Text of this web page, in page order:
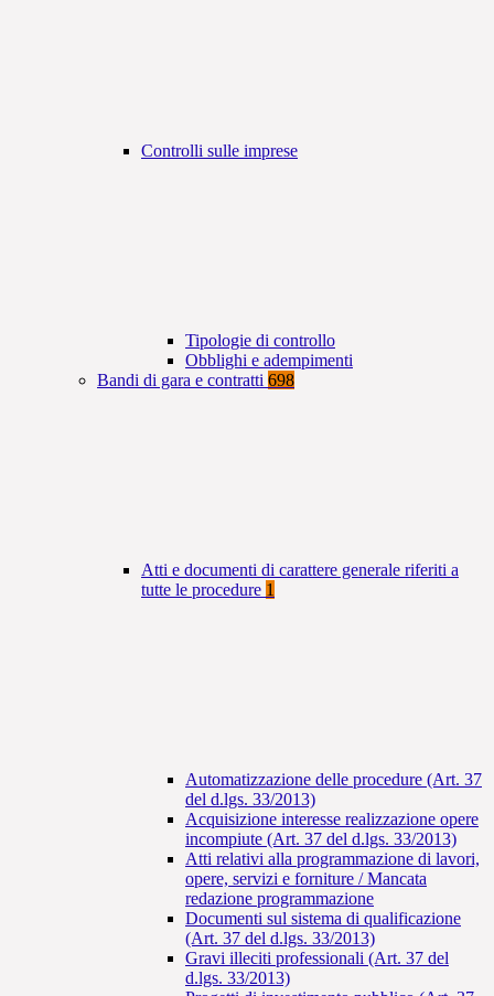
Controlli sulle imprese
Tipologie di controllo
Obblighi e adempimenti
Bandi di gara e contratti 698
Atti e documenti di carattere generale riferiti a
tutte le procedure 1
Automatizzazione delle procedure (Art. 37
del d.lgs. 33/2013)
Acquisizione interesse realizzazione opere
incompiute (Art. 37 del d.lgs. 33/2013)
Atti relativi alla programmazione di lavori,
opere, servizi e forniture / Mancata
redazione programmazione
Documenti sul sistema di qualificazione
(Art. 37 del d.lgs. 33/2013)
Gravi illeciti professionali (Art. 37 del
d.lgs. 33/2013)